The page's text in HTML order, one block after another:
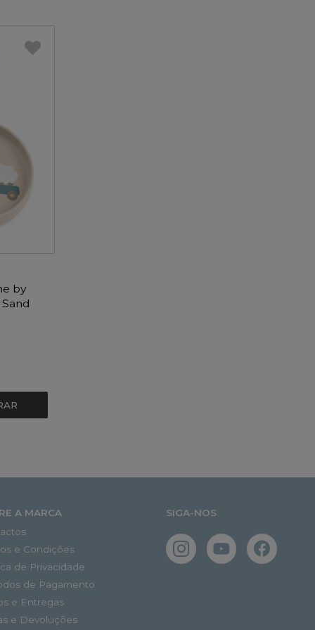
by
A MARCA
e Condições
de Privacidade
de Pagamento
e Entregas
e Devoluções
SIGA-NOS